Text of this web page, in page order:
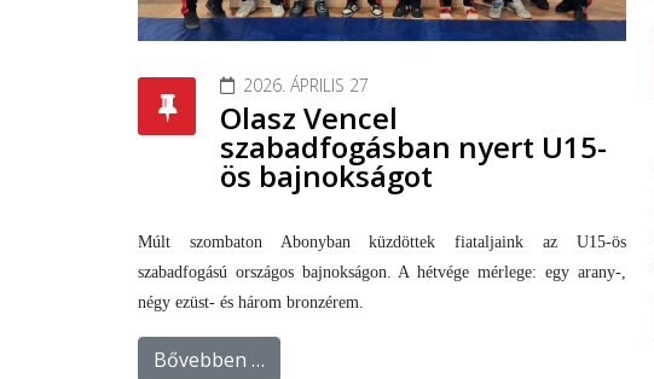
2026. ÁPRILIS 27
Olasz Vencel
szabadfogásban nyert U15-
ös bajnokságot
Múlt szombaton Abonyban küzdöttek fiataljaink az U15-ös
szabadfogású országos bajnokságon. A hétvége mérlege: egy arany-,
négy ezüst- és három bronzérem.
Bővebben …